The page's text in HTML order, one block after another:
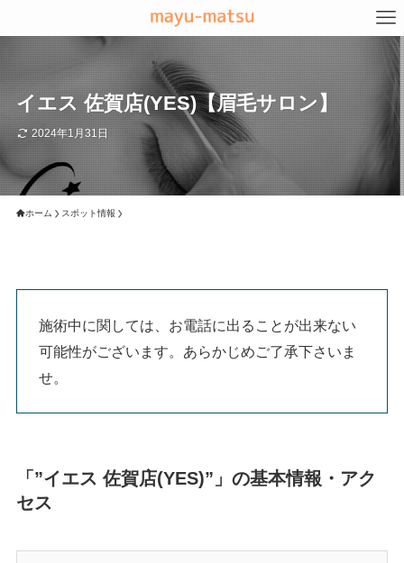
イエス 佐賀店(YES)【眉毛サロン】
2024年1月31日
ホーム スポット情報
施術中に関しては、お電話に出ることが出来ない
可能性がございます。あらかじめご了承下さいま
せ。
「”イエス 佐賀店(YES)”」の基本情報・アク
セス